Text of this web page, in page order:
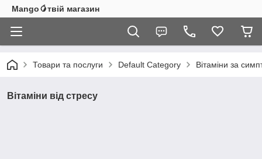
Mango🥭твій магазин
Товари та послуги Default Category Вітаміни за
Вітаміни від стресу